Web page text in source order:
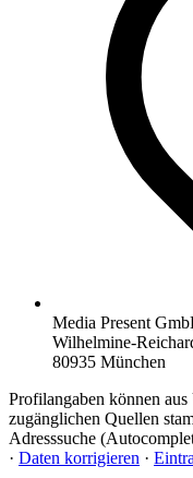
Media Present
Wilhelmine-
80935 München
Profilangaben können
zugänglichen Quellen
Adresssuche
· Daten korrigieren ·